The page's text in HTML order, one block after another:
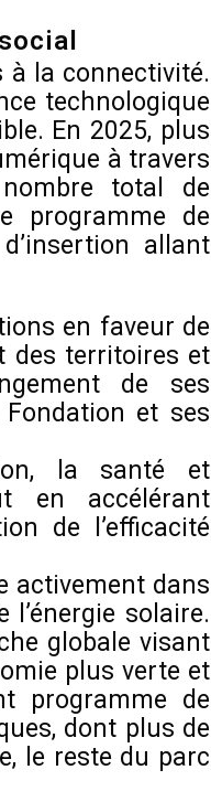
à la connectivité.
technologique
En 2025, plus
à travers
total de
programme de
allant
en faveur de
des territoires et
de ses
et ses
la santé et
en accélérant
de l’efficacité
activement dans
solaire.
globale visant
plus verte et
programme de
dont plus de
le reste du parc